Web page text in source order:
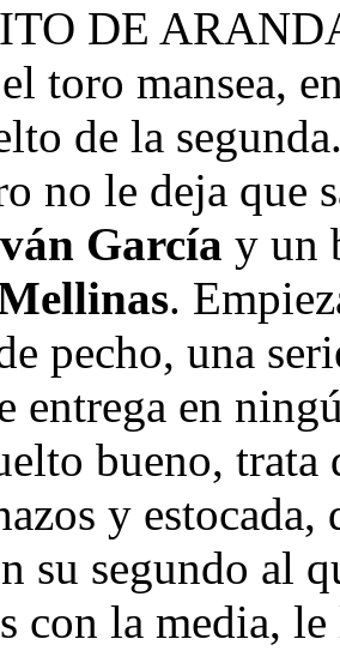
DE
toro mansea,
de la
no le deja que
García y un
.
pecho, una
entrega en
bueno, trata
y estocada,
su segundo al
con la media,